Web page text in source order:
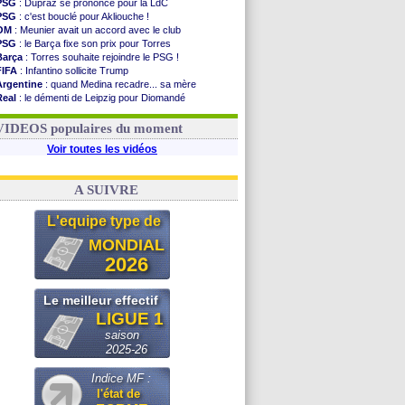
: Dupraz se prononce pour la LdC
: c'est bouclé pour Akliouche !
: Meunier avait un accord avec le club
: le Barça fixe son prix pour Torres
: Torres souhaite rejoindre le PSG !
: Infantino sollicite Trump
: quand Medina recadre... sa mère
: le démenti de Leipzig pour Diomandé
: le conseiller d'Infantino démissionne !
populaires du moment
Voir toutes les vidéos
A SUIVRE
L'equipe type de
MONDIAL
2026
Le meilleur effectif
LIGUE 1
saison
2025-26
Indice MF :
l'état de